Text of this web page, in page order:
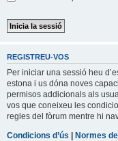
REGISTREU-VOS
Per iniciar una sessió heu
estona i us dóna noves
permisos addicionals als
vos que coneixeu les
regles del fòrum mentre hi
Condicions d’ús | Normes